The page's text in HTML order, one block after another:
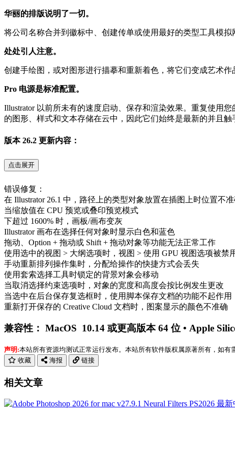
华丽的排版说明了一切。
将公司名称合并到徽标中、创建传单或使用最好的类型工具模
处处引人注意。
创建手绘图，或对图形进行描摹和重新着色，将它们变成艺术
Pro 电源是标准配置。
Illustrator 以前所未有的速度启动、保存和渲染效果。重复使用您
的图形、样式和文本存储在云中，因此它们始终是最新的并且触
版本 26.2 更新内容：
点击展开
错误修复：
在 Illustrator 26.1 中，路径上的类型对象放置在插图上时位置不
当缩放值在 CPU 预览或叠印预览模式
下超过 1600% 时，画板/画布变灰
Illustrator 画布在选择任何对象时显示白色和蓝色
拖动、Option + 拖动或 Shift + 拖动对象等功能无法正常工作
使用选中的视图 > 大纲选项时，视图 > 使用 GPU 视图选项被禁
手动重新排列操作集时，分配给操作的快捷方式会丢失
使用套索选择工具时锁定的背景对象会移动
当取消选择约束选项时，对象的宽度和高度会按比例发生更改
当选中在后台保存复选框时，使用脚本保存文档的功能不起作用
重新打开保存的 Creative Cloud 文档时，图案显示的颜色不准确
兼容性： MacOS 10.14 或更高版本 64 位 • Apple
声明:本站所有资源均测试正常运行发布。本站所有软件版权属原著所有，如
收藏
海报 链接
相关文章